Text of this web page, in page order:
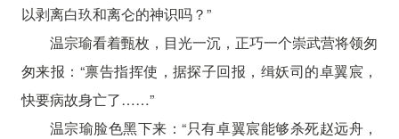
以剥离白玖和离仑的神识吗？”
温宗瑜看着甄枚，目光一沉，正巧一个崇武营将领匆
匆来报：“禀告指挥使，据探子回报，缉妖司的卓翼宸，
快要病故身亡了……”
温宗瑜脸色黑下来：“只有卓翼宸能够杀死赵远舟，